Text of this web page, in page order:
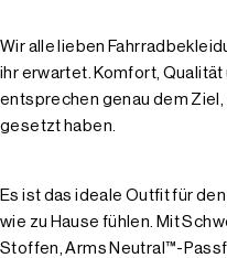
Wir alle lieben
ihr erwartet. Komfort,
entsprechen genau dem Ziel,
gesetzt haben.
Es ist das ideale Outfit für
wie zu Hause fühlen. Mit
Stoffen, Arms Neutral™-